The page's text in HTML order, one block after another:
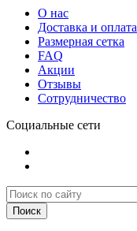
О нас
Доставка и оплата
Размерная сетка
FAQ
Акции
Отзывы
Сотрудничество
Социальные сети
Поиск